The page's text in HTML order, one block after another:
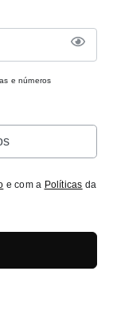
e números
e com a Políticas da